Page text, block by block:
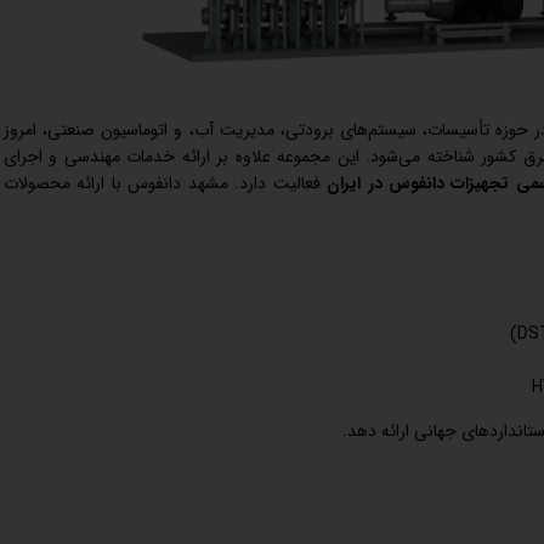
تأسیسات، سیستم‌های برودتی، مدیریت آب، و اتوماسیون صنعتی، امروز
کشور شناخته می‌شود. این مجموعه علاوه بر ارائه خدمات مهندسی و اجرای
تجهیزات دانفوس در ایران فعالیت دارد. مشهد دانفوس با ارائه محصولات
جهانی ارائه دهد.